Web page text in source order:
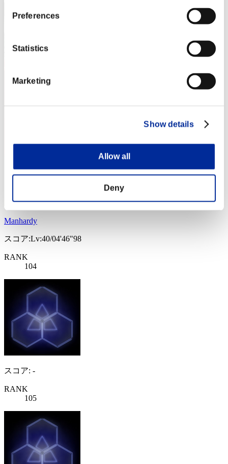
Preferences
Statistics
Marketing
Show details
Allow all
Deny
Manhardy
スコア:Lv:40/04'46"98
RANK
104
スコア: -
RANK
105